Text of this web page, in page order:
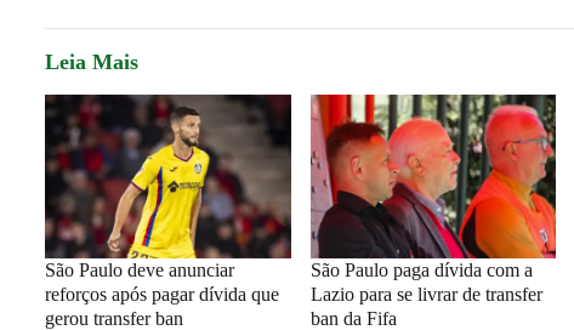
Leia Mais
São Paulo deve anunciar
reforços após pagar dívida que
gerou transfer ban
São Paulo paga dívida com a
Lazio para se livrar de transfer
ban da Fifa